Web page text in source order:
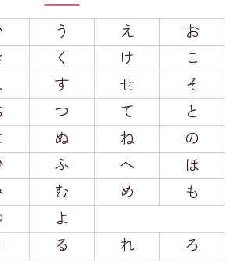
う え
お
く け
こ
す せ
そ
つ て
と
ぬ ね
の
ふ へ
ほ
む め
も
よ
る れ
ろ